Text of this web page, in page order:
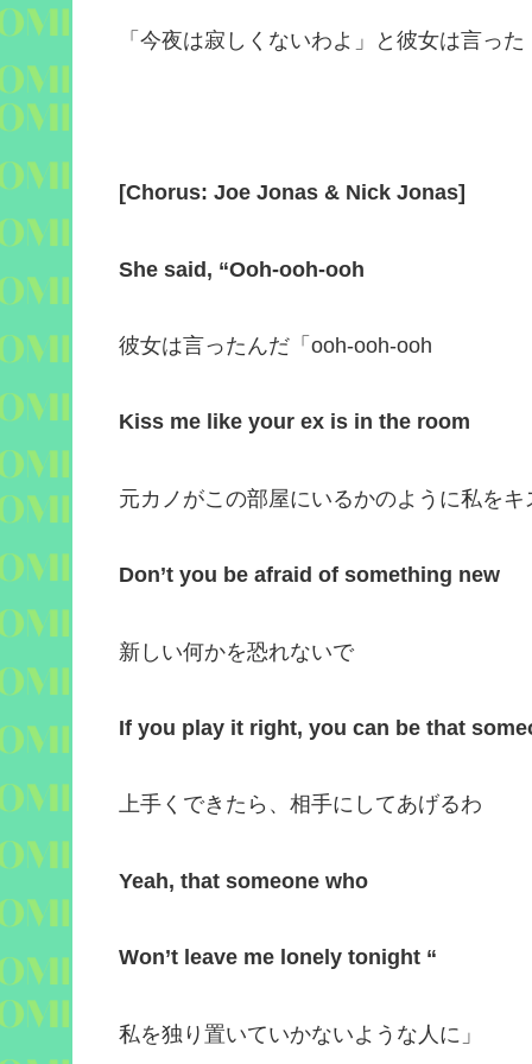
「今夜は寂しくないわよ」と彼女は言った
[Chorus: Joe Jonas & Nick Jonas]
She said, “Ooh-ooh-ooh
彼女は言ったんだ「 ooh-ooh-ooh
Kiss me like your ex is in the room
元カノがこの部屋にいるかのように私をキ
Don’t you be afraid of something new
新しい何かを恐れないで
If you play it right, you can be that
上手くできたら、相手にしてあげるわ
Yeah, that someone who
Won’t leave me lonely tonight “
私を独り置いていかないような人に」